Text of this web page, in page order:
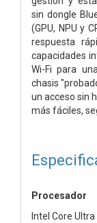
sin dongle
(GPU, NPU y
respuesta
capacidades
Wi-Fi para
chasis
un acceso sin
más fáciles,
Procesador
Intel Core Ultra